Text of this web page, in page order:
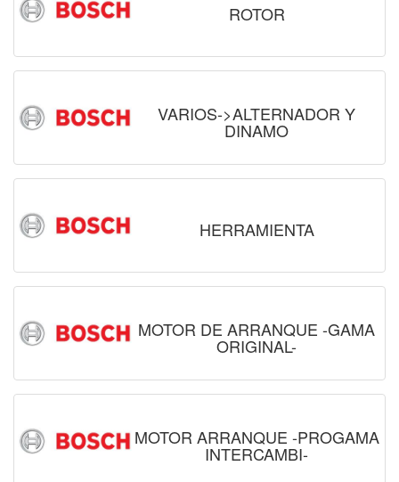
ROTOR
VARIOS->ALTERNADOR Y
DINAMO
HERRAMIENTA
MOTOR DE ARRANQUE -GAMA
ORIGINAL-
MOTOR ARRANQUE -PROGAMA
INTERCAMBI-